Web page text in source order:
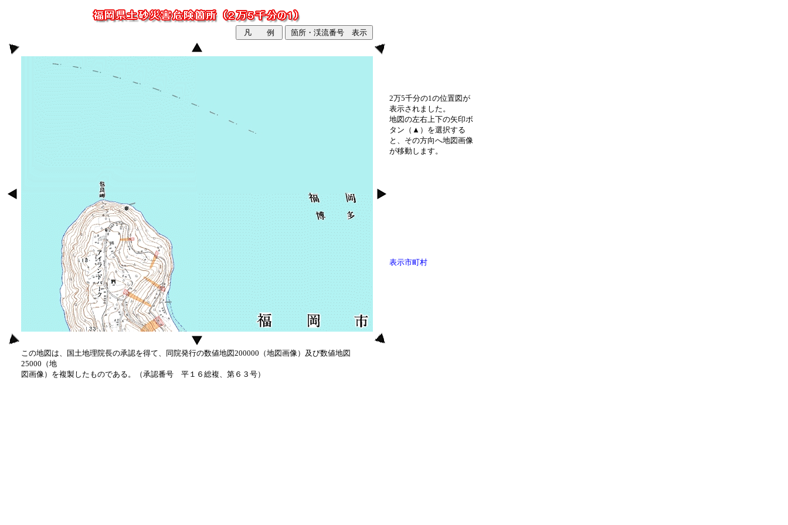
2万5千分の1の位置図が
表示されました。
地図の左右上下の矢印ボ
タン（▲）を選択する
と、その方向へ地図画像
が移動します。
表示市町村
この地図は、国土地理院長の承認を得て、同院発行の数値地図200000（地図画像）及び数値地図
25000（地
図画像）を複製したものである。（承認番号 平１６総複、第６３号）